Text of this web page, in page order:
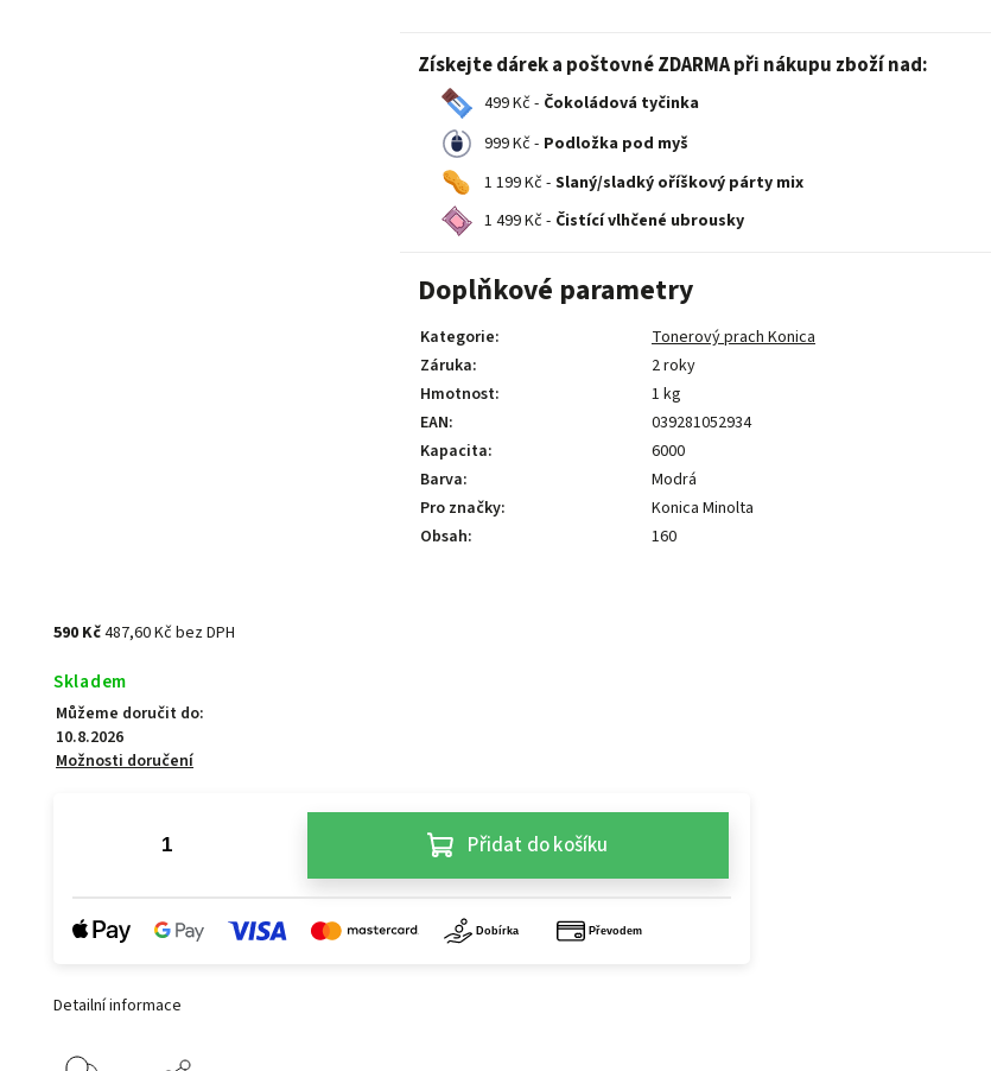
Získejte dárek a poštovné ZDARMA při nákupu zboží nad:
499 Kč - Čokoládová tyčinka
999 Kč - Podložka pod myš
1 199 Kč - Slaný/sladký oříškový párty mix
1 499 Kč - Čistící vlhčené ubrousky
Doplňkové parametry
Kategorie:
Tonerový prach Konica
Záruka:
2 roky
Hmotnost:
1 kg
EAN:
039281052934
Kapacita:
6000
Barva:
Modrá
Pro značky:
Konica Minolta
Obsah: 160
590 Kč487,60 Kč bez DPH
Skladem
Můžeme doručit do:
10.8.2026
Možnosti doručení
Přidat do košíku
Detailní informace